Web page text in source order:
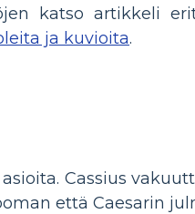
katso artikkeli
ja kuvioita.
Cassius
että Caesarin